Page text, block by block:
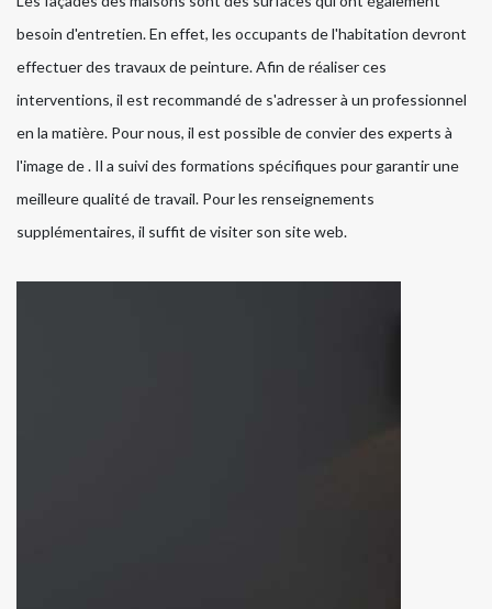
besoin d'entretien. En effet, les occupants de l'habitation devront
effectuer des travaux de peinture. Afin de réaliser ces
interventions, il est recommandé de s'adresser à un professionnel
en la matière. Pour nous, il est possible de convier des experts à
l'image de . Il a suivi des formations spécifiques pour garantir une
meilleure qualité de travail. Pour les renseignements
supplémentaires, il suffit de visiter son site web.